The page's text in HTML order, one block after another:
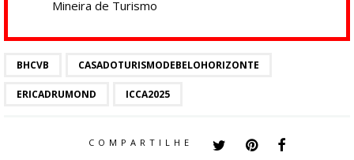
Mineira de Turismo
BHCVB CASADOTURISMODEBELOHORIZONTE
ERICADRUMOND ICCA2025
COMPARTILHE